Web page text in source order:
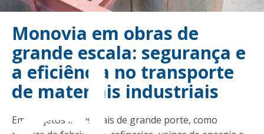
Monovia em obras de
grande escala: segurança e
a eficiência no transporte
de materiais industriais
Em projetos industriais de grande porte, como